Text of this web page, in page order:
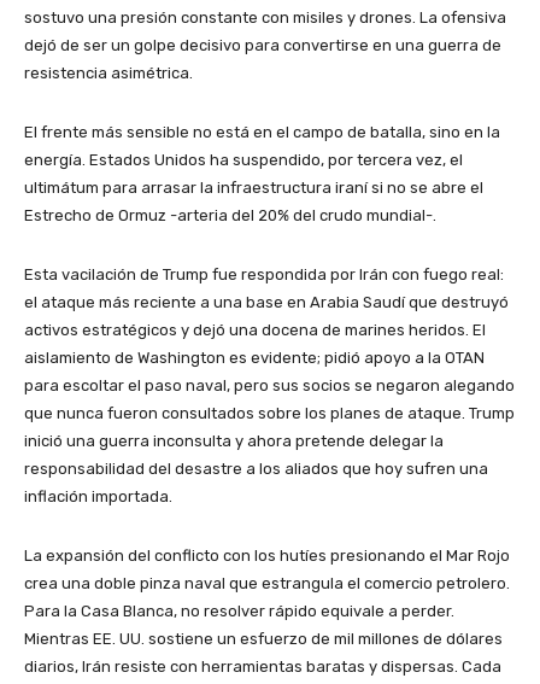
sostuvo una presión constante con misiles y drones. La ofensiva
dejó de ser un golpe decisivo para convertirse en una guerra de
resistencia asimétrica.
El frente más sensible no está en el campo de batalla, sino en la
energía. Estados Unidos ha suspendido, por tercera vez, el
ultimátum para arrasar la infraestructura iraní si no se abre el
Estrecho de Ormuz -arteria del 20% del crudo mundial-.
Esta vacilación de Trump fue respondida por Irán con fuego real:
el ataque más reciente a una base en Arabia Saudí que destruyó
activos estratégicos y dejó una docena de marines heridos. El
aislamiento de Washington es evidente; pidió apoyo a la OTAN
para escoltar el paso naval, pero sus socios se negaron alegando
que nunca fueron consultados sobre los planes de ataque. Trump
inició una guerra inconsulta y ahora pretende delegar la
responsabilidad del desastre a los aliados que hoy sufren una
inflación importada.
La expansión del conflicto con los hutíes presionando el Mar Rojo
crea una doble pinza naval que estrangula el comercio petrolero.
Para la Casa Blanca, no resolver rápido equivale a perder.
Mientras EE. UU. sostiene un esfuerzo de mil millones de dólares
diarios, Irán resiste con herramientas baratas y dispersas. Cada